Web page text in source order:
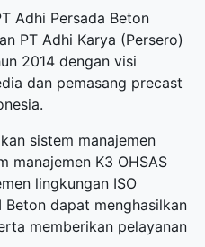
Adhi Persada Beton
PT Adhi Karya (Persero)
2014 dengan visi
dan pemasang precast
sistem manajemen
manajemen K3 OHSAS
lingkungan ISO
Beton dapat menghasilkan
memberikan pelayanan